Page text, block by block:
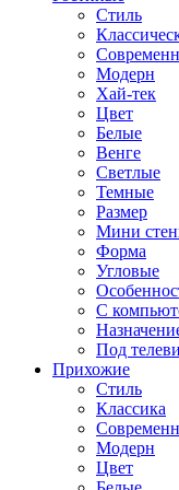
Стиль
Модерн
Хай-тек
Цвет
Белые
Венге
Светлые
Темные
Размер
Мини
Форма
Угловые
С
Под
Прихожие
Стиль
Классика
Модерн
Цвет